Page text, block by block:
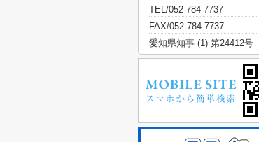
TEL/052-784-7737
FAX/052-784-7737
愛知県知事 (1) 第24412号